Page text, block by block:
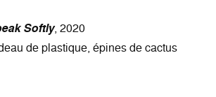
Softly, 2020
de plastique, épines de cactus